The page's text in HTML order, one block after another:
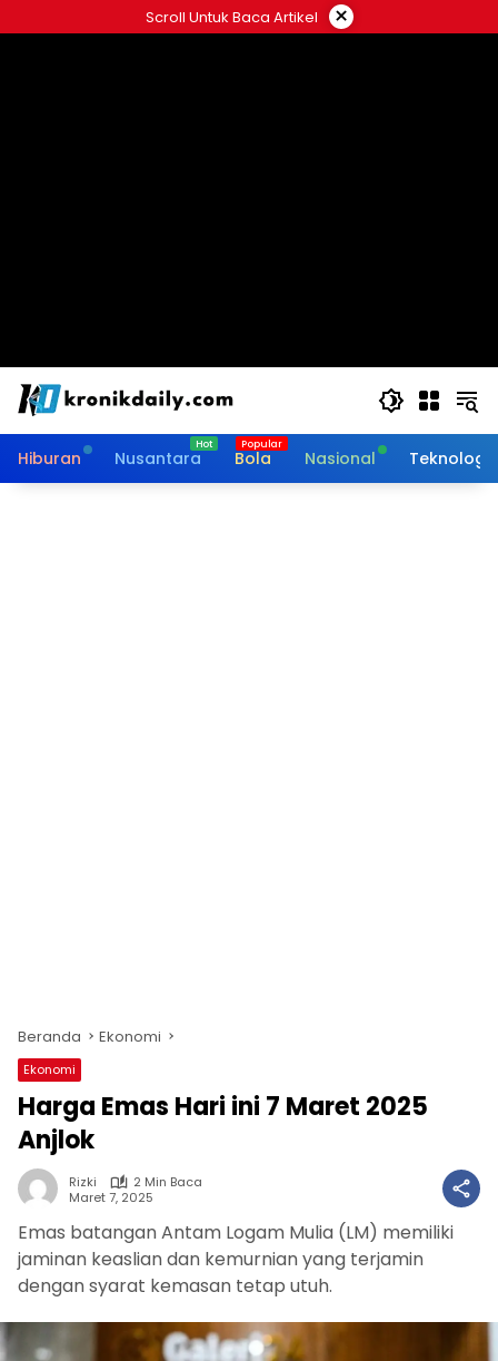
ke
Scroll Untuk Baca Artikel ×
Hiburan Nusantara Bola Nasional Teknologi
Beranda Ekonomi
Ekonomi
Harga Emas Hari ini 7 Maret 2025
Anjlok
Rizki
2 Min Baca
Maret 7, 2025
Emas batangan Antam Logam Mulia (LM) memiliki
jaminan keaslian dan kemurnian yang terjamin
dengan syarat kemasan tetap utuh.